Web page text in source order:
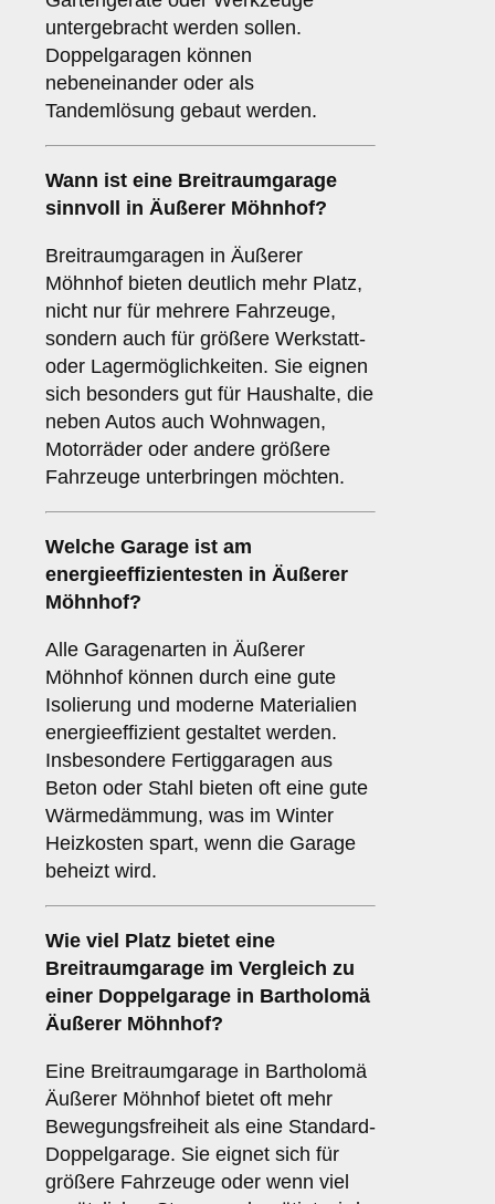
untergebracht werden sollen.
Doppelgaragen können
nebeneinander oder als
Tandemlösung gebaut werden.
Wann ist eine Breitraumgarage
sinnvoll in Äußerer Möhnhof?
Breitraumgaragen in Äußerer
Möhnhof bieten deutlich mehr Platz,
nicht nur für mehrere Fahrzeuge,
sondern auch für größere Werkstatt-
oder Lagermöglichkeiten. Sie eignen
sich besonders gut für Haushalte, die
neben Autos auch Wohnwagen,
Motorräder oder andere größere
Fahrzeuge unterbringen möchten.
Welche Garage ist am
energieeffizientesten in Äußerer
Möhnhof?
Alle Garagenarten in Äußerer
Möhnhof können durch eine gute
Isolierung und moderne Materialien
energieeffizient gestaltet werden.
Insbesondere Fertiggaragen aus
Beton oder Stahl bieten oft eine gute
Wärmedämmung, was im Winter
Heizkosten spart, wenn die Garage
beheizt wird.
Wie viel Platz bietet eine
Breitraumgarage im Vergleich zu
einer Doppelgarage in Bartholomä
Äußerer Möhnhof?
Eine Breitraumgarage in Bartholomä
Äußerer Möhnhof bietet oft mehr
Bewegungsfreiheit als eine Standard-
Doppelgarage. Sie eignet sich für
größere Fahrzeuge oder wenn viel